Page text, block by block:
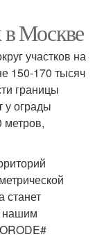
в Москве
участков на
150-170 тысяч
границы
у ограды
метров,
станет
нашим